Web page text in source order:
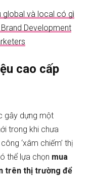
global và local có gì
Development
cao cấp
gây dựng một
trong khi chưa
‘xâm chiếm’ thị
thể lựa chọn mua
trên thị trường để